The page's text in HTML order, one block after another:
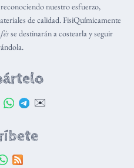
reconociendo nuestro esfuerzo,
de calidad. FisiQuímicamente
se destinarán a costearla y seguir
✉️